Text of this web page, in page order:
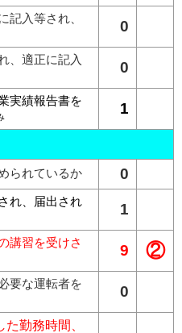
記入等され、
0
、適正に記入
0
実績報告書を
1
られているか 0
れ、届出され
1
講習を受けさ
9 ②
要な運転者を
0
た勤務時間、